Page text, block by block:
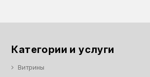
Категории и услуги
Витрины